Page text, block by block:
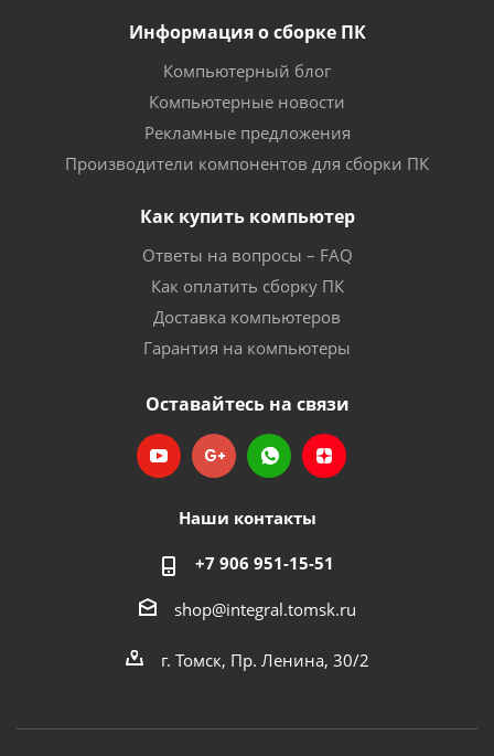
Информация о сборке ПК
Компьютерный блог
Компьютерные новости
Рекламные предложения
Производители компонентов для сборки ПК
Как купить компьютер
Ответы на вопросы – FAQ
Как оплатить сборку ПК
Доставка компьютеров
Гарантия на компьютеры
Оставайтесь на связи
Наши контакты
+7 906 951-15-51
shop@integral.tomsk.ru
г. Томск, Пр. Ленина, 30/2